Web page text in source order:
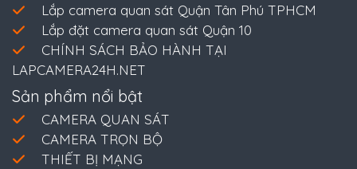
Lắp camera quan sát Quận Tân Phú TPHCM
Lắp đặt camera quan sát Quận 10
CHÍNH SÁCH BẢO HÀNH TẠI
LAPCAMERA24H.NET
Sản phẩm nổi bật
CAMERA QUAN SÁT
CAMERA TRỌN BỘ
THIẾT BỊ MẠNG